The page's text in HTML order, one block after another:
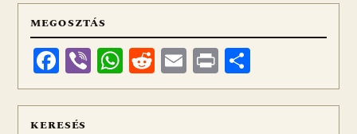
MEGOSZTÁS
Facebook
ViberWhatsApp
Reddit
Email
Print
meg
KERESÉS